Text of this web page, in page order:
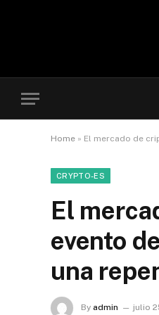
Home » El mercado de
CRYPTO-ES
El
evento
una
By admin julio